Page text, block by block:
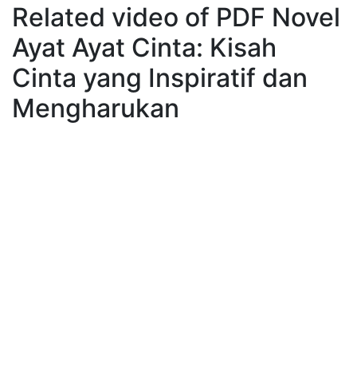
Related video of PDF Novel
Ayat Ayat Cinta: Kisah
Cinta yang Inspiratif dan
Mengharukan